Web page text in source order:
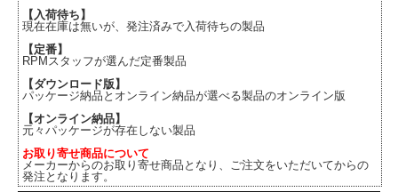
【入荷待ち】
現在在庫は無いが、発注済みで入荷待ちの製品
【定番】
RPMスタッフが選んだ定番製品
【ダウンロード版】
パッケージ納品とオンライン納品が選べる製品のオンライン版
【オンライン納品】
元々パッケージが存在しない製品
お取り寄せ商品について
メーカーからのお取り寄せ商品となり、ご注文をいただいてからの
発注となります。